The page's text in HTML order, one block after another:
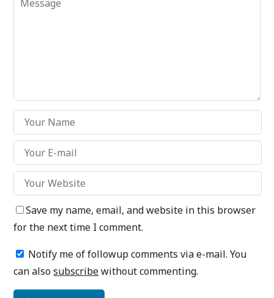
Save my name, email, and website in this browser
for the next time I comment.
Notify me of followup comments via e-mail. You
can alsosubscribewithout commenting.